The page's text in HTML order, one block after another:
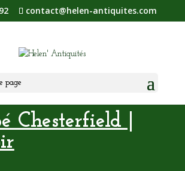
contact@helen-antiquites.com
page
Chesterfield |